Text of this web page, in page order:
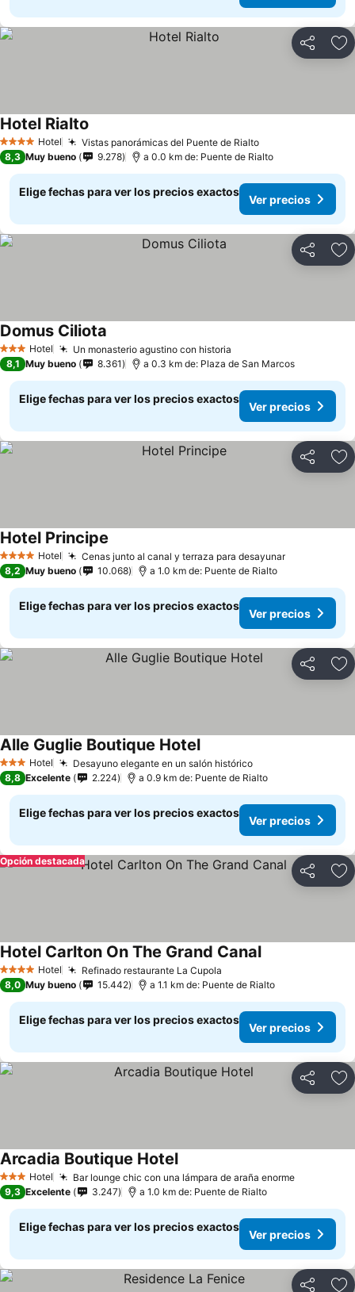
Compartir
4 EstrellasHotel Vistas panorámicas del Puente de Rialto
Hotel Rialto
8,3 Muy bueno 9.278 a 0.0 km de: Puente de Rialto
Elige fechas para ver los precios exactos
Ver precios
Compartir
3 Estrellas
Hotel Un monasterio agustino con historia
Domus Ciliota
8,1 Muy bueno 8.361 a 0.3 km de: Plaza de San Marcos
Elige fechas para ver los precios exactos
Ver precios
Compartir
4 EstrellasHotel Cenas junto al canal y terraza para desayunar
Hotel Principe
8,2 Muy bueno 10.068 a 1.0 km de: Puente de Rialto
Elige fechas para ver los precios exactos
Ver precios
Compartir
3 Estrellas
Hotel Desayuno elegante en un salón histórico
Alle Guglie Boutique Hotel
8,8 Excelente 2.224 a 0.9 km de: Puente de Rialto
Elige fechas para ver los precios exactos
Ver precios
Compartir
Opción destacada
4 EstrellasHotel Refinado restaurante La Cupola
Hotel Carlton On The Grand Canal
8,0 Muy bueno 15.442 a 1.1 km de: Puente de Rialto
Elige fechas para ver los precios exactos
Ver precios
Compartir
3 Estrellas
Hotel Bar lounge chic con una lámpara de araña enorme
Arcadia Boutique Hotel
9,3 Excelente 3.247 a 1.0 km de: Puente de Rialto
Elige fechas para ver los precios exactos
Ver precios